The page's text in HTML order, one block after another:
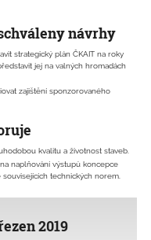
návrhy
strategický plán ČKAIT na roky
jej na valných hromadách
zajištění sponzorovaného
kvalitu a životnost staveb.
naplňování výstupů koncepce
technických norem.
2019